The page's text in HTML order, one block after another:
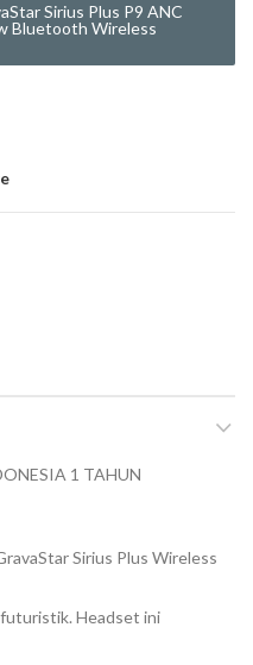
Sirius Plus P9 ANC
Bluetooth Wireless
1 TAHUN
Sirius Plus Wireless
Headset ini